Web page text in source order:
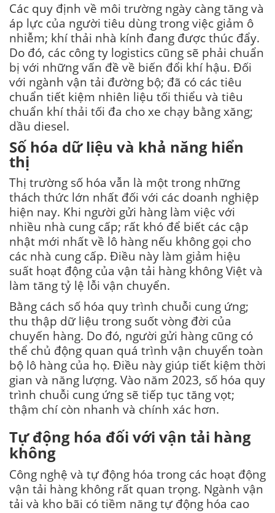
Các quy định về môi trường ngày càng tăng và
áp lực của người tiêu dùng trong việc giảm ô
nhiễm; khí thải nhà kính đang được thúc đẩy.
Do đó, các công ty logistics cũng sẽ phải chuẩn
bị với những vấn đề về biến đổi khí hậu. Đối
với ngành vận tải đường bộ; đã có các tiêu
chuẩn tiết kiệm nhiên liệu tối thiểu và tiêu
chuẩn khí thải tối đa cho xe chạy bằng xăng;
dầu diesel.
Số hóa dữ liệu và khả năng hiển
thị
Thị trường số hóa vẫn là một trong những
thách thức lớn nhất đối với các doanh nghiệp
hiện nay. Khi người gửi hàng làm việc với
nhiều nhà cung cấp; rất khó để biết các cập
nhật mới nhất về lô hàng nếu không gọi cho
các nhà cung cấp. Điều này làm giảm hiệu
suất hoạt động của vận tải hàng không Việt và
làm tăng tỷ lệ lỗi vận chuyển.
Bằng cách số hóa quy trình chuỗi cung ứng;
thu thập dữ liệu trong suốt vòng đời của
chuyến hàng. Do đó, người gửi hàng cũng có
thể chủ động quan quá trình vận chuyển toàn
bộ lô hàng của họ. Điều này giúp tiết kiệm thời
gian và năng lượng. Vào năm 2023, số hóa quy
trình chuỗi cung ứng sẽ tiếp tục tăng vọt;
thậm chí còn nhanh và chính xác hơn.
Tự động hóa đối với vận tải hàng
không
Công nghệ và tự động hóa trong các hoạt động
vận tải hàng không rất quan trọng. Ngành vận
tải và kho bãi có tiềm năng tự động hóa cao